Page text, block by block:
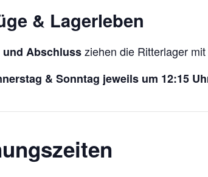
& Lagerleben
und Abschlussziehen die Ritterlager
& Sonntag jeweils um 12:15